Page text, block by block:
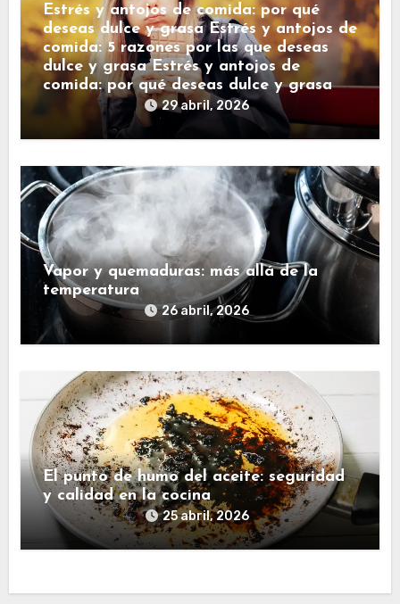
Estrés y antojos de comida: por qué
deseas dulce y grasa Estrés y antojos de
comida: 5 razones por las que deseas
dulce y grasa Estrés y antojos de
comida: por qué deseas dulce y grasa
29 abril, 2026
Vapor y quemaduras: más allá de la
temperatura
26 abril, 2026
El punto de humo del aceite: seguridad
y calidad en la cocina
25 abril, 2026